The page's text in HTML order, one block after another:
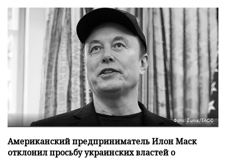
Фото: Zuma/ТАСС
Американский предприниматель Илон Маск
отклонил просьбу украинских властей о